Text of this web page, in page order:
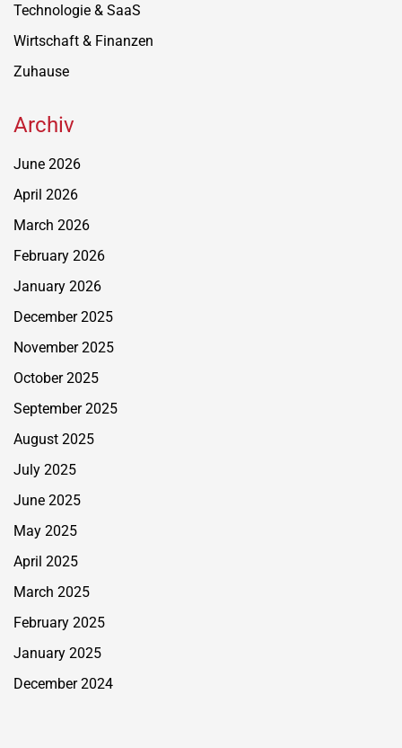
Technologie & SaaS
Wirtschaft & Finanzen
Zuhause
Archiv
June 2026
April 2026
March 2026
February 2026
January 2026
December 2025
November 2025
October 2025
September 2025
August 2025
July 2025
June 2025
May 2025
April 2025
March 2025
February 2025
January 2025
December 2024